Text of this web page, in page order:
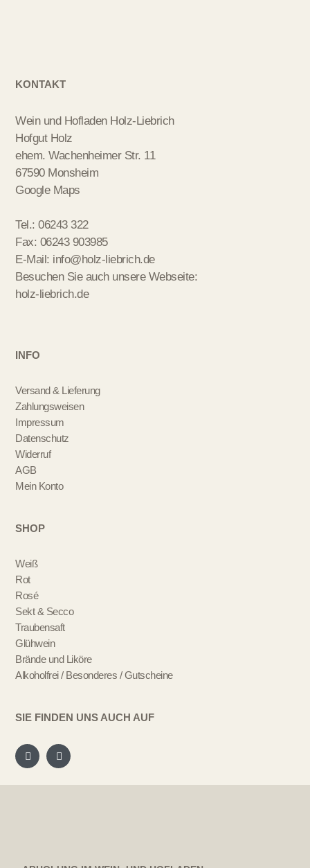
KONTAKT
Wein und Hofladen Holz-Liebrich
Hofgut Holz
ehem. Wachenheimer Str. 11
67590 Monsheim
Google Maps
Tel.: 06243 322
Fax: 06243 903985
E-Mail: info@holz-liebrich.de
Besuchen Sie auch unsere Webseite:
holz-liebrich.de
INFO
Versand & Lieferung
Zahlungsweisen
Impressum
Datenschutz
Widerruf
AGB
Mein Konto
SHOP
Weiß
Rot
Rosé
Sekt & Secco
Traubensaft
Glühwein
Brände und Liköre
Alkoholfrei / Besonderes / Gutscheine
SIE FINDEN UNS AUCH AUF